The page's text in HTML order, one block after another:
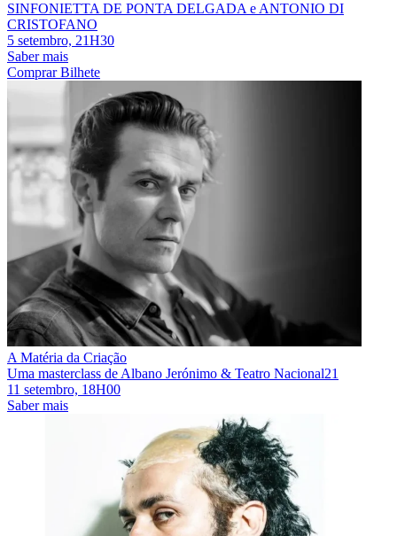
SINFONIETTA DE PONTA DELGADA e ANTONIO DI
CRISTOFANO
5 setembro, 21H30
Saber mais
Comprar Bilhete
A Matéria da Criação
Uma masterclass de Albano Jerónimo & Teatro Nacional21
11 setembro, 18H00
Saber mais